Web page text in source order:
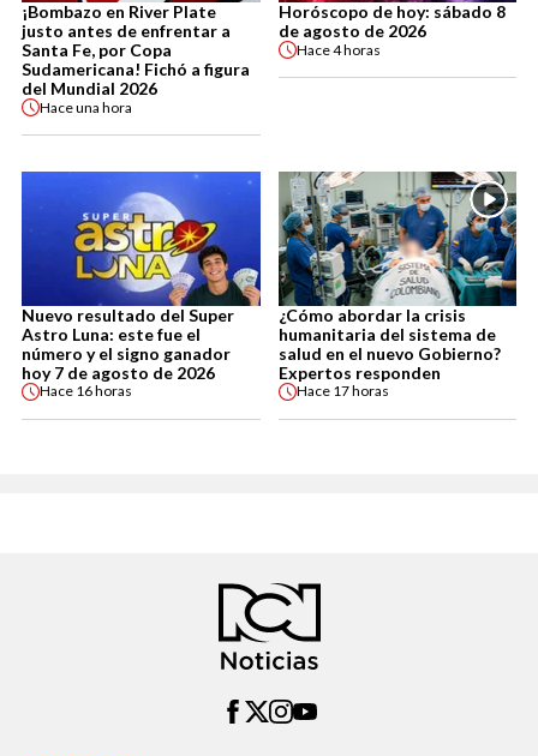
¡Bombazo en River Plate
justo antes de enfrentar a
Santa Fe, por Copa
Sudamericana! Fichó a figura
del Mundial 2026
Haceuna hora
Horóscopo de hoy: sábado 8
de agosto de 2026
Hace4 horas
Nuevo resultado del Super
Astro Luna: este fue el
número y el signo ganador
hoy 7 de agosto de 2026
Hace 16 horas
¿Cómo abordar la crisis
humanitaria del sistema de
salud en el nuevo Gobierno?
Expertos responden
Hace 17 horas